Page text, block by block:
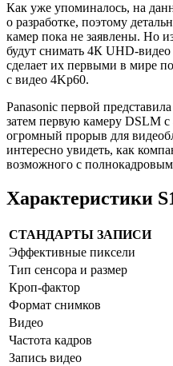
Как уже упоминалось, на
о разработке, поэтому
камер пока не заявлены. Но
будут снимать 4К UHD-видео
сделает их первыми в мире
с видео 4Kp60.
Panasonic первой
затем первую камеру DSLM
огромный прорыв для
интересно увидеть, как
возможного с
Характеристики
СТАНДАРТЫ ЗАПИСИ
Эффективные пиксели
Тип сенсора и размер
Кроп-фактор
Формат снимков
Видео
Частота кадров
Запись видео